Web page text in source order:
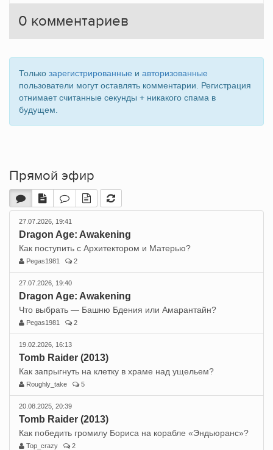
0 комментариев
Только зарегистрированные и авторизованные
пользователи могут оставлять комментарии. Регистрация
отнимает считанные секунды + никакого спама в
будущем.
Прямой эфир
27.07.2026, 19:41
Dragon Age: Awakening
Как поступить с Архитектором и Матерью?
Pegas1981 2
27.07.2026, 19:40
Dragon Age: Awakening
Что выбрать — Башню Бдения или Амарантайн?
Pegas1981 2
19.02.2026, 16:13
Tomb Raider (2013)
Как запрыгнуть на клетку в храме над ущельем?
Roughly_take 5
20.08.2025, 20:39
Tomb Raider (2013)
Как победить громилу Бориса на корабле «Эндьюранс»?
Top_crazy 2